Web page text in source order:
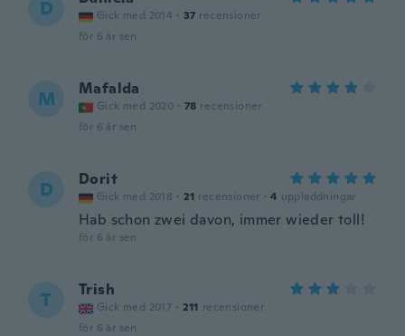
D Gick med 2014 · 37 recensioner
för 6 år sen
M Mafalda
Gick med 2020 · 78 recensioner
för 6 år sen
D Dorit
Gick med 2018 · 21 recensioner · 4 uppladdningar
Hab schon zwei davon, immer wieder toll!
för 6 år sen
T Trish
Gick med 2017 · 211 recensioner
för 6 år sen